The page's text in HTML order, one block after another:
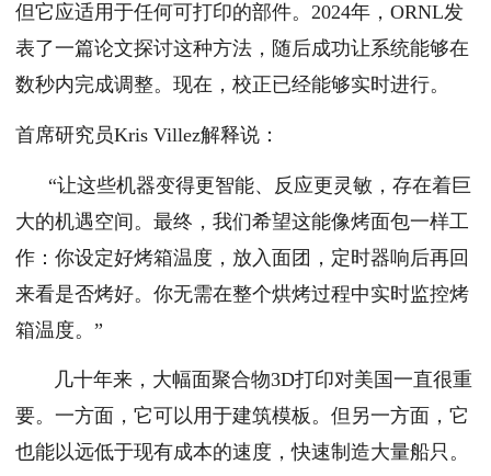
但它应适用于任何可打印的部件。2024年，ORNL发
表了一篇论文探讨这种方法，随后成功让系统能够在
数秒内完成调整。现在，校正已经能够实时进行。
首席研究员Kris Villez解释说：
“让这些机器变得更智能、反应更灵敏，存在着巨
大的机遇空间。最终，我们希望这能像烤面包一样工
作：你设定好烤箱温度，放入面团，定时器响后再回
来看是否烤好。你无需在整个烘烤过程中实时监控烤
箱温度。”
几十年来，大幅面聚合物3D打印对美国一直很重
要。一方面，它可以用于建筑模板。但另一方面，它
也能以远低于现有成本的速度，快速制造大量船只。